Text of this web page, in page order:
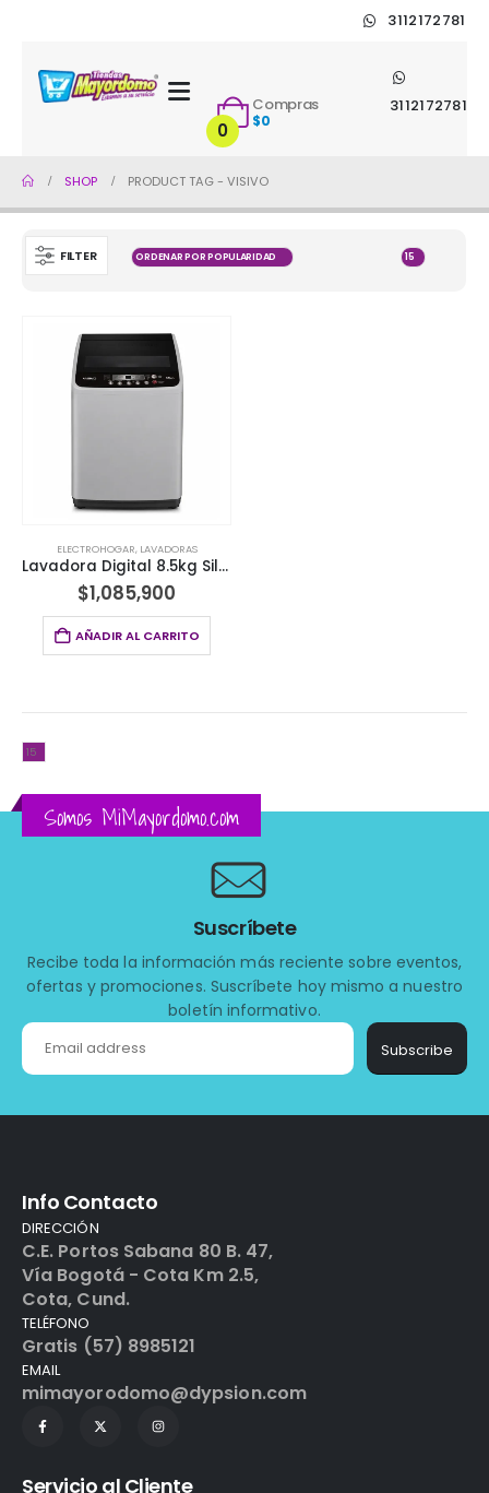
3112172781
3112172781
0
Compras
$0
SHOP PRODUCT TAG -VISIVO
FILTER
ELECTROHOGAR, LAVADORAS
Lavadora Digital 8.5kg Silver Visivo
$1,085,900
AÑADIR AL CARRITO
Somos MiMayordomo.com
Suscríbete
Recibe toda la información más reciente sobre eventos,
ofertas y promociones. Suscríbete hoy mismo a nuestro
boletín informativo.
Subscribe
Info Contacto
DIRECCIÓN
C.E. Portos Sabana 80 B. 47,
Vía Bogotá - Cota Km 2.5,
Cota, Cund.
TELÉFONO
Gratis (57) 8985121
EMAIL
mimayorodomo@dypsion.com
Servicio al Cliente